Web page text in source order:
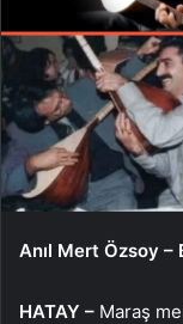
Anıl Mert Özsoy –
HATAY – Maraş